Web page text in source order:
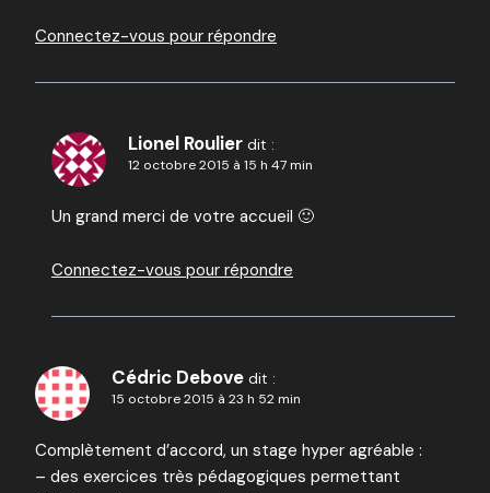
Connectez-vous pour répondre
Lionel Roulier dit :
12 octobre 2015 à 15 h 47 min
Un grand merci de votre accueil 🙂
Connectez-vous pour répondre
Cédric Debove dit :
15 octobre 2015 à 23 h 52 min
Complètement d’accord, un stage hyper agréable :
– des exercices très pédagogiques permettant